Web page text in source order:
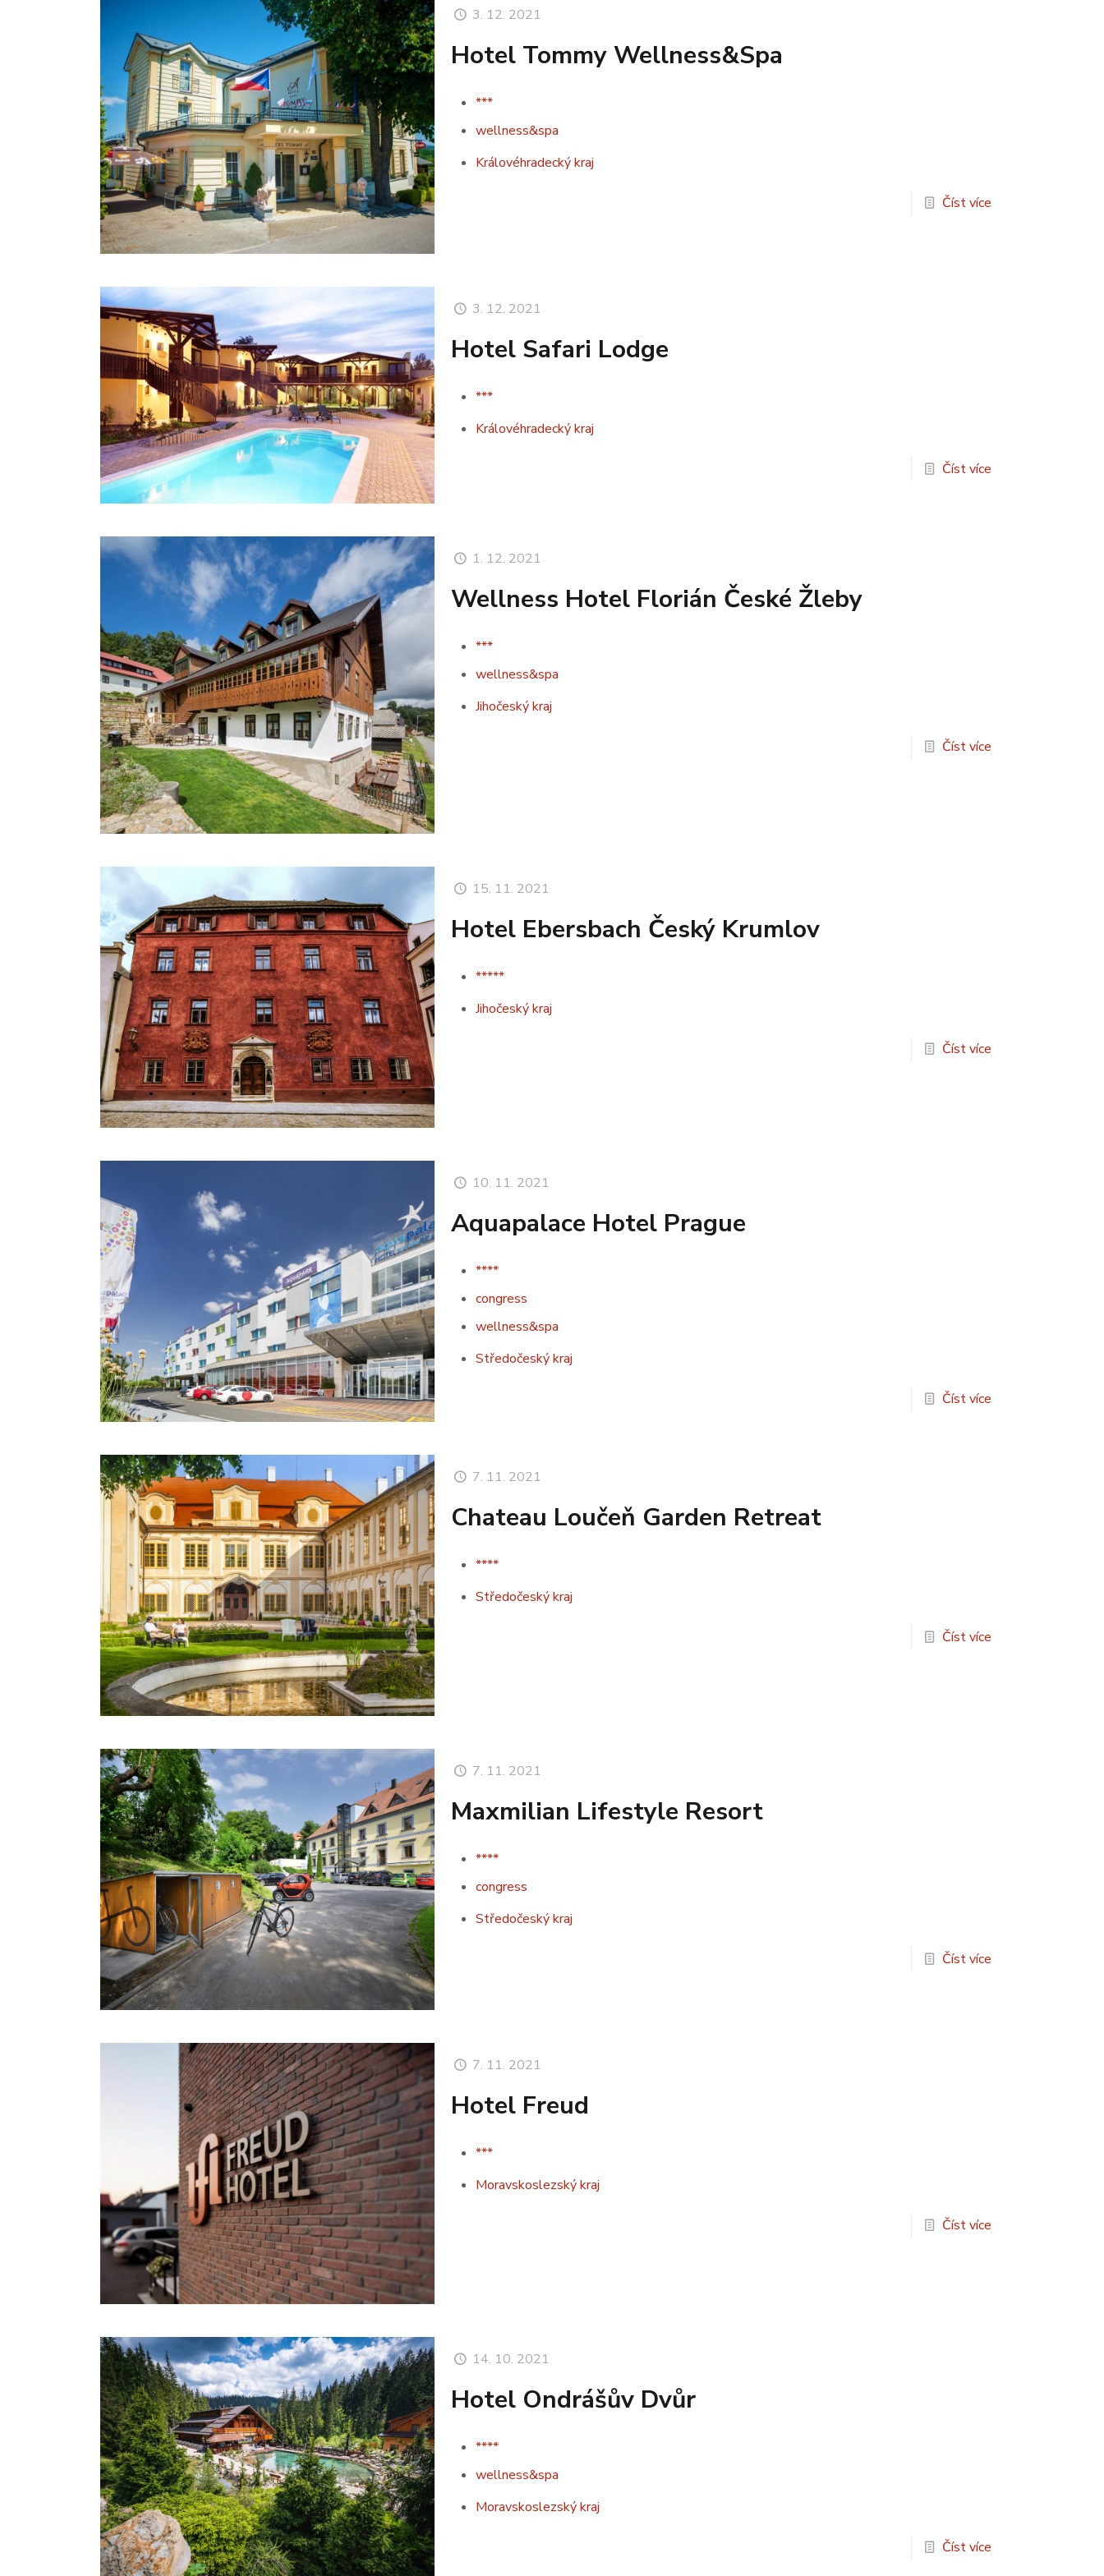
3. 12. 2021
Hotel Tommy Wellness&Spa
***
wellness&spa
Královéhradecký kraj
Číst více
3. 12. 2021
Hotel Safari Lodge
***
Královéhradecký kraj
Číst více
1. 12. 2021
Wellness Hotel Florián České Žleby
***
wellness&spa
Jihočeský kraj
Číst více
15. 11. 2021
Hotel Ebersbach Český Krumlov
*****
Jihočeský kraj
Číst více
10. 11. 2021
Aquapalace Hotel Prague
****
congress
wellness&spa
Středočeský kraj
Číst více
7. 11. 2021
Chateau Loučeň Garden Retreat
****
Středočeský kraj
Číst více
7. 11. 2021
Maxmilian Lifestyle Resort
****
congress
Středočeský kraj
Číst více
7. 11. 2021
Hotel Freud
***
Moravskoslezský kraj
Číst více
14. 10. 2021
Hotel Ondrášův Dvůr
****
wellness&spa
Moravskoslezský kraj
Číst více